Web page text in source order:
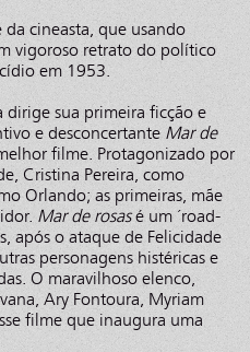
cineasta, que usando
vigoroso retrato do político
em 1953.
dirige sua primeira ficção e
e desconcertante Mar de
filme. Protagonizado por
Cristina Pereira, como
Orlando; as primeiras, mãe
Mar de rosasé um ´road-
após o ataque de Felicidade
personagens histéricas e
O maravilhoso elenco,
Ary Fontoura, Myriam
filme que inaugura uma